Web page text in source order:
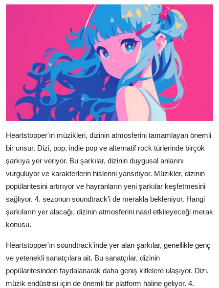
Heartstopper'ın müzikleri, dizinin atmosferini tamamlayan önemli
bir unsur. Dizi, pop, indie pop ve alternatif rock türlerinde birçok
şarkıya yer veriyor. Bu şarkılar, dizinin duygusal anlarını
vurguluyor ve karakterlerin hislerini yansıtıyor. Müzikler, dizinin
popülaritesini artırıyor ve hayranların yeni şarkılar keşfetmesini
sağlıyor. 4. sezonun soundtrack'i de merakla bekleniyor. Hangi
şarkıların yer alacağı, dizinin atmosferini nasıl etkileyeceği merak
konusu.
Heartstopper'ın soundtrack'inde yer alan şarkılar, genellikle genç
ve yetenekli sanatçılara ait. Bu sanatçılar, dizinin
popülaritesinden faydalanarak daha geniş kitlelere ulaşıyor. Dizi,
müzik endüstrisi için de önemli bir platform haline geliyor. 4.